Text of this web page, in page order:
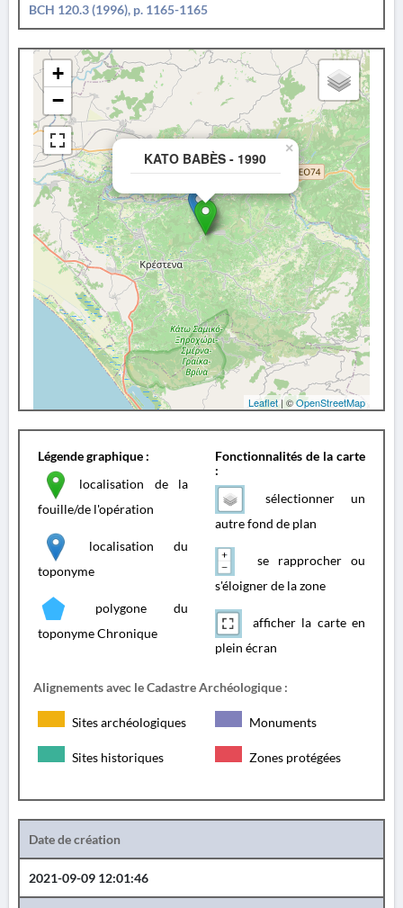
BCH 120.3 (1996), p. 1165-1165
KATO BABÈS - 1990
×
+
−
Leaflet | ©OpenStreetMap
Légende graphique :
localisation de la
fouille/de l'opération
localisation du
toponyme
polygone du
toponyme Chronique
Fonctionnalités de la carte
:
sélectionner un
autre fond de plan
se rapprocher ou
s'éloigner de la zone
afficher la carte en
plein écran
Alignements avec le Cadastre Archéologique :
Sites archéologiques Monuments
Sites historiques Zones protégées
Date de création
2021-09-09 12:01:46